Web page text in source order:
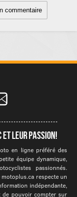
et leur passion!
en ligne préféré des
équipe dynamique,
passionnés.
respecte un
indépendante,
de pouvoir compter sur